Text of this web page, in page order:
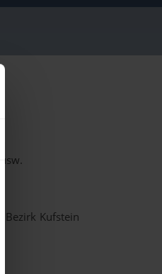
Bezirk Kufstein